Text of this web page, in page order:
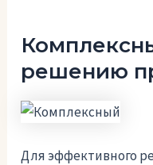
решению
Для эффективного